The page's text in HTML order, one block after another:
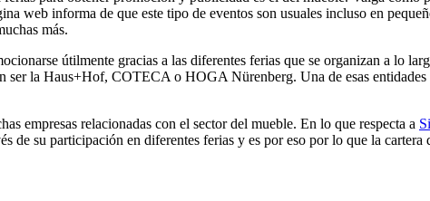
web informa de que este tipo de eventos son usuales incluso en
más.
útilmente gracias a las diferentes ferias que se organizan a lo
ser la Haus+Hof, COTECA o HOGA Nürenberg. Una de esas
empresas relacionadas con el sector del mueble. En lo que respecta a
de su participación en diferentes ferias y es por eso por lo que la